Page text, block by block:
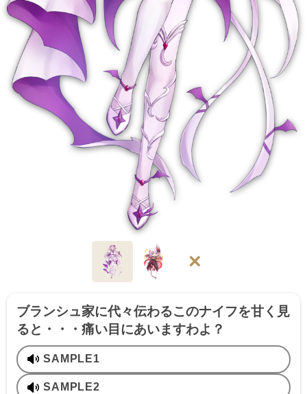
×
ブランシュ家に代々伝わるこのナイフを甘く見
ると・・・痛い目にあいますわよ？
SAMPLE1
SAMPLE2